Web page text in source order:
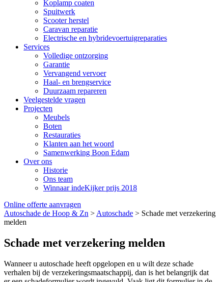
Koplamp coaten
Spuitwerk
Scooter herstel
Caravan reparatie
Electrische en hybridevoertuigreparaties
Services
Volledige ontzorging
Garantie
Vervangend vervoer
Haal- en brengservice
Duurzaam repareren
Veelgestelde vragen
Projecten
Meubels
Boten
Restauraties
Klanten aan het woord
Samenwerking Boon Edam
Over ons
Historie
Ons team
Winnaar indeKijker prijs 2018
Online offerte aanvragen
Autoschade de Hoop & Zn > Autoschade > Schade met verzekering
melden
Schade met verzekering melden
Wanneer u autoschade heeft opgelopen en u wilt deze schade
verhalen bij de verzekeringsmaatschappij, dan is het belangrijk dat